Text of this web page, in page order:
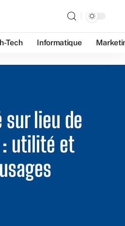
Tech Informatique
lieu de
: utilité et